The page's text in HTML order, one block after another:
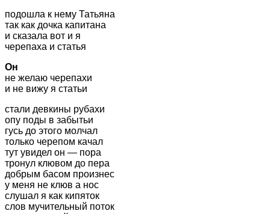
подошла к нему Татьяна
так как дочка капитана
и сказала вот и я
черепаха и статья
Он
не желаю черепахи
и не вижу я статьи
стали девкины рубахи
опу поды в забытьи
гусь до этого молчал
только черепом качал
тут увидел он — пора
тронул клювом до пера
добрым басом произнес
у меня не клюв а нос
слушал я как кипяток
слов мучительный поток